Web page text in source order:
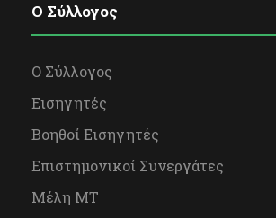
O Σύλλογος
Ο Σύλλογος
Εισηγητές
Βοηθοί Εισηγητές
Επιστημονικοί Συνεργάτες
Μέλη ΜΤ